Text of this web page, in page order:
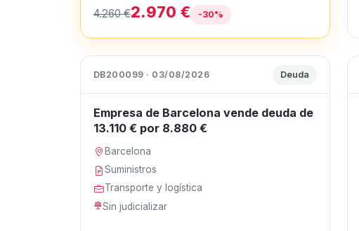
4.260 €2.970 € -30%
DB200099 · 03/08/2026 Deuda
Empresa de Barcelona vende deuda de
13.110 € por 8.880 €
Barcelona
Suministros
Transporte y logística
Sin judicializar